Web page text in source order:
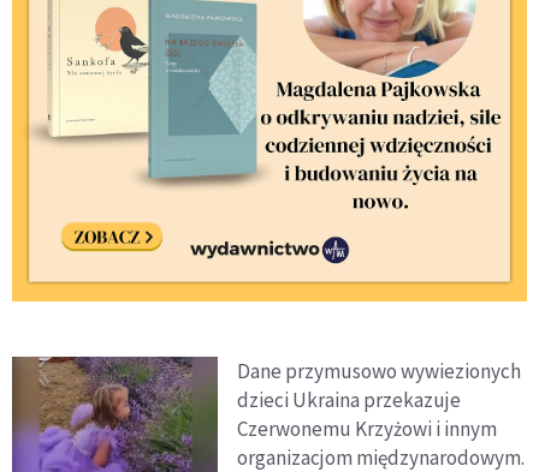
Dane przymusowo wywiezionych
dzieci Ukraina przekazuje
Czerwonemu Krzyżowi i innym
organizacjom międzynarodowym.